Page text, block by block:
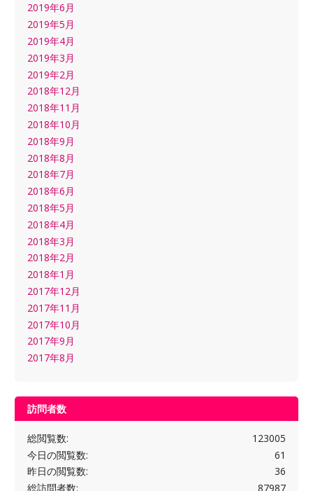
2019年6月
2019年5月
2019年4月
2019年3月
2019年2月
2018年12月
2018年11月
2018年10月
2018年9月
2018年8月
2018年7月
2018年6月
2018年5月
2018年4月
2018年3月
2018年2月
2018年1月
2017年12月
2017年11月
2017年10月
2017年9月
2017年8月
訪問者数
123005
総閲覧数:
61
今日の閲覧数:
36
昨日の閲覧数:
87987
総訪問者数: